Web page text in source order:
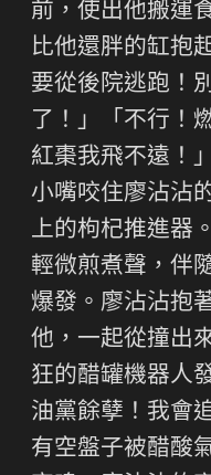
前，使出他搬運
比他還胖的缸抱
要從後院逃跑！
了！」「不行！
紅棗我飛不遠！
小嘴咬住廖沾沾
上的枸杞推進器
輕微煎煮聲，伴
爆發。廖沾沾抱
他，一起從撞出
狂的醋罐機器人
油黨餘孽！我會
有空盤子被醋酸